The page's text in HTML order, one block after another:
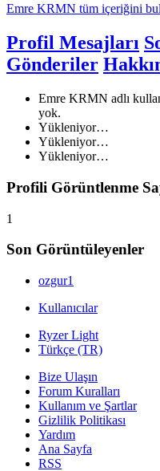
Emre KRMN tüm içeriğini bul
Profil Mesajları
Gönderiler
Emre KRMN adlı
yok.
Yükleniyor…
Yükleniyor…
Yükleniyor…
Profili Görüntlenme
1
Son Görüntüleyenler
ozgur1
Kullanıcılar
Ryzer Light
Türkçe (TR)
Bize Ulaşın
Forum Kuralları
Kullanım ve Şartlar
Gizlilik Politikası
Yardım
Ana Sayfa
RSS